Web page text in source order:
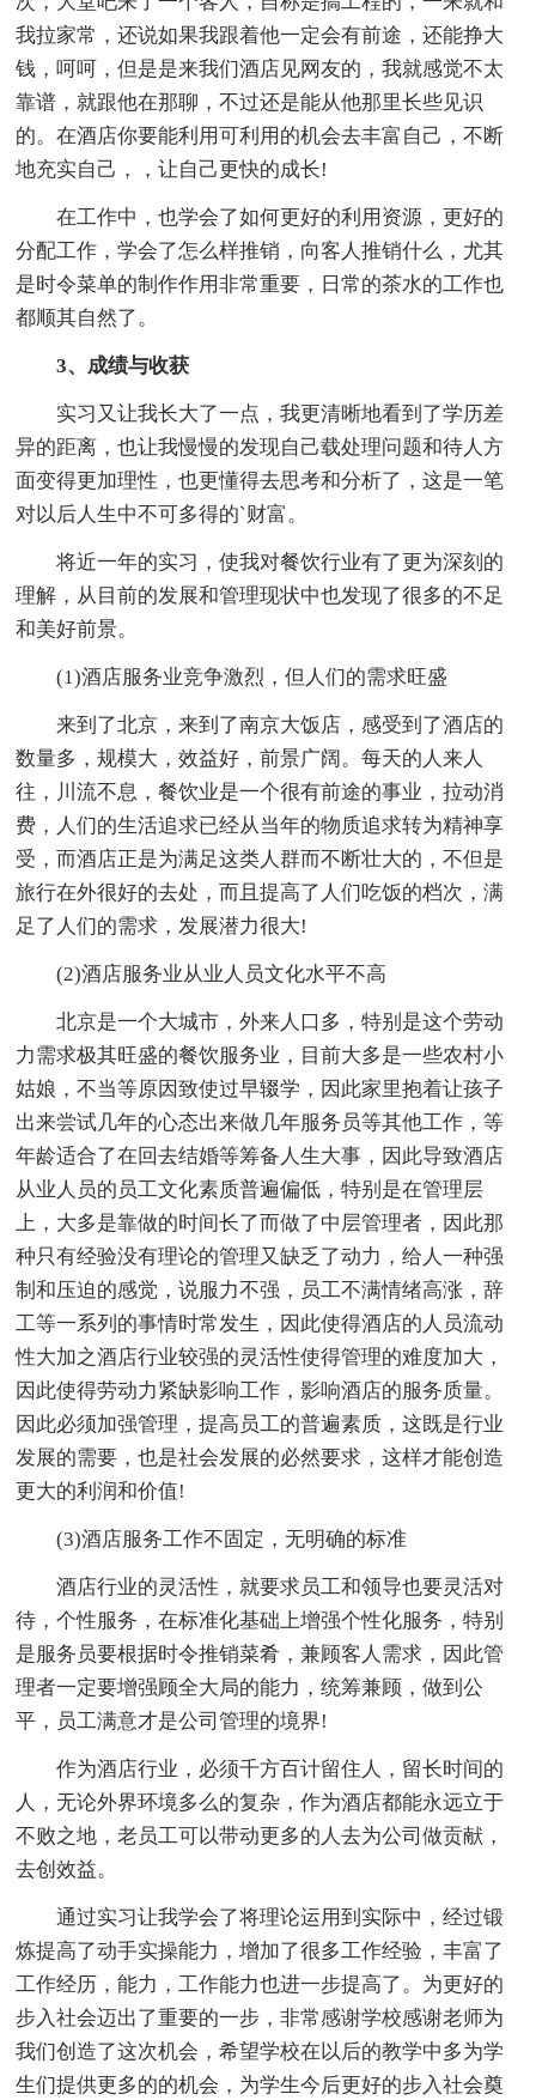
我拉家常，还说如果我跟着他一定会有前途，还能挣大
钱，呵呵，但是是来我们酒店见网友的，我就感觉不太
靠谱，就跟他在那聊，不过还是能从他那里长些见识
的。在酒店你要能利用可利用的机会去丰富自己，不断
地充实自己，，让自己更快的成长!
在工作中，也学会了如何更好的利用资源，更好的
分配工作，学会了怎么样推销，向客人推销什么，尤其
是时令菜单的制作作用非常重要，日常的茶水的工作也
都顺其自然了。
3、成绩与收获
实习又让我长大了一点，我更清晰地看到了学历差
异的距离，也让我慢慢的发现自己载处理问题和待人方
面变得更加理性，也更懂得去思考和分析了，这是一笔
对以后人生中不可多得的`财富。
将近一年的实习，使我对餐饮行业有了更为深刻的
理解，从目前的发展和管理现状中也发现了很多的不足
和美好前景。
(1)酒店服务业竞争激烈，但人们的需求旺盛
来到了北京，来到了南京大饭店，感受到了酒店的
数量多，规模大，效益好，前景广阔。每天的人来人
往，川流不息，餐饮业是一个很有前途的事业，拉动消
费，人们的生活追求已经从当年的物质追求转为精神享
受，而酒店正是为满足这类人群而不断壮大的，不但是
旅行在外很好的去处，而且提高了人们吃饭的档次，满
足了人们的需求，发展潜力很大!
(2)酒店服务业从业人员文化水平不高
北京是一个大城市，外来人口多，特别是这个劳动
力需求极其旺盛的餐饮服务业，目前大多是一些农村小
姑娘，不当等原因致使过早辍学，因此家里抱着让孩子
出来尝试几年的心态出来做几年服务员等其他工作，等
年龄适合了在回去结婚等筹备人生大事，因此导致酒店
从业人员的员工文化素质普遍偏低，特别是在管理层
上，大多是靠做的时间长了而做了中层管理者，因此那
种只有经验没有理论的管理又缺乏了动力，给人一种强
制和压迫的感觉，说服力不强，员工不满情绪高涨，辞
工等一系列的事情时常发生，因此使得酒店的人员流动
性大加之酒店行业较强的灵活性使得管理的难度加大，
因此使得劳动力紧缺影响工作，影响酒店的服务质量。
因此必须加强管理，提高员工的普遍素质，这既是行业
发展的需要，也是社会发展的必然要求，这样才能创造
更大的利润和价值!
(3)酒店服务工作不固定，无明确的标准
酒店行业的灵活性，就要求员工和领导也要灵活对
待，个性服务，在标准化基础上增强个性化服务，特别
是服务员要根据时令推销菜肴，兼顾客人需求，因此管
理者一定要增强顾全大局的能力，统筹兼顾，做到公
平，员工满意才是公司管理的境界!
作为酒店行业，必须千方百计留住人，留长时间的
人，无论外界环境多么的复杂，作为酒店都能永远立于
不败之地，老员工可以带动更多的人去为公司做贡献，
去创效益。
通过实习让我学会了将理论运用到实际中，经过锻
炼提高了动手实操能力，增加了很多工作经验，丰富了
工作经历，能力，工作能力也进一步提高了。为更好的
步入社会迈出了重要的一步，非常感谢学校感谢老师为
我们创造了这次机会，希望学校在以后的教学中多为学
生们提供更多的的机会，为学生今后更好的步入社会奠